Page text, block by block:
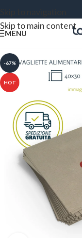
Skip to main content
MENU
-67%
HOT